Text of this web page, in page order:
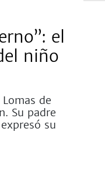
el
niño
de
Su padre
su